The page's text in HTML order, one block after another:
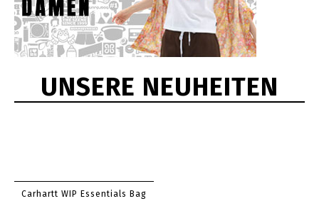
UNSERE NEUHEITEN
Carhartt WIP Essentials Bag